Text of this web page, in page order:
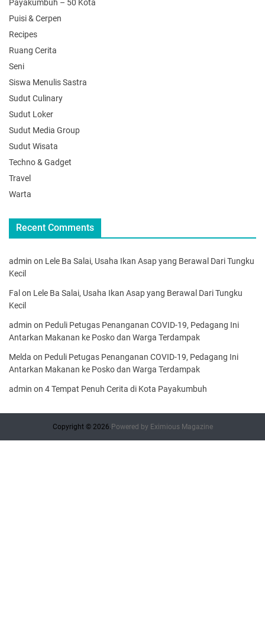
Payakumbuh – 50 Kota
Puisi & Cerpen
Recipes
Ruang Cerita
Seni
Siswa Menulis Sastra
Sudut Culinary
Sudut Loker
Sudut Media Group
Sudut Wisata
Techno & Gadget
Travel
Warta
Recent Comments
admin on Lele Ba Salai, Usaha Ikan Asap yang Berawal Dari Tungku
Kecil
Fal on Lele Ba Salai, Usaha Ikan Asap yang Berawal Dari Tungku
Kecil
admin on Peduli Petugas Penanganan COVID-19, Pedagang Ini
Antarkan Makanan ke Posko dan Warga Terdampak
Melda on Peduli Petugas Penanganan COVID-19, Pedagang Ini
Antarkan Makanan ke Posko dan Warga Terdampak
admin on 4 Tempat Penuh Cerita di Kota Payakumbuh
Copyright © 2026. Powered by Eximious Magazine